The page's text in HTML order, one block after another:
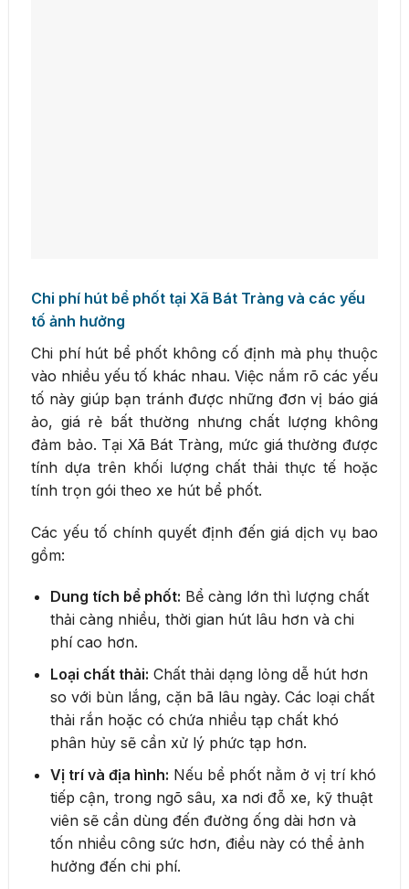
Chi phí hút bể phốt tại Xã Bát Tràng và các yếu
tố ảnh hưởng
Chi phí hút bể phốt không cố định mà phụ thuộc
vào nhiều yếu tố khác nhau. Việc nắm rõ các yếu
tố này giúp bạn tránh được những đơn vị báo giá
ảo, giá rẻ bất thường nhưng chất lượng không
đảm bảo. Tại Xã Bát Tràng, mức giá thường được
tính dựa trên khối lượng chất thải thực tế hoặc
tính trọn gói theo xe hút bể phốt.
Các yếu tố chính quyết định đến giá dịch vụ bao
gồm:
Dung tích bể phốt: Bể càng lớn thì lượng chất
thải càng nhiều, thời gian hút lâu hơn và chi
phí cao hơn.
Loại chất thải: Chất thải dạng lỏng dễ hút hơn
so với bùn lắng, cặn bã lâu ngày. Các loại chất
thải rắn hoặc có chứa nhiều tạp chất khó
phân hủy sẽ cần xử lý phức tạp hơn.
Vị trí và địa hình: Nếu bể phốt nằm ở vị trí khó
tiếp cận, trong ngõ sâu, xa nơi đỗ xe, kỹ thuật
viên sẽ cần dùng đến đường ống dài hơn và
tốn nhiều công sức hơn, điều này có thể ảnh
hưởng đến chi phí.